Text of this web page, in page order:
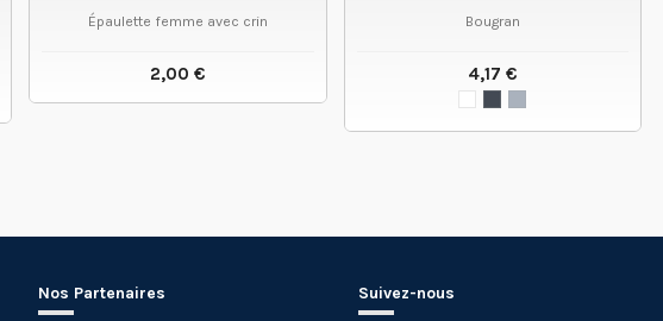
Épaulette femme avec crin
2,00 €
VOIR LE PRODUIT
Bougran
4,17 €
VOIR LE PRODUIT
Nos Partenaires Suivez-nous